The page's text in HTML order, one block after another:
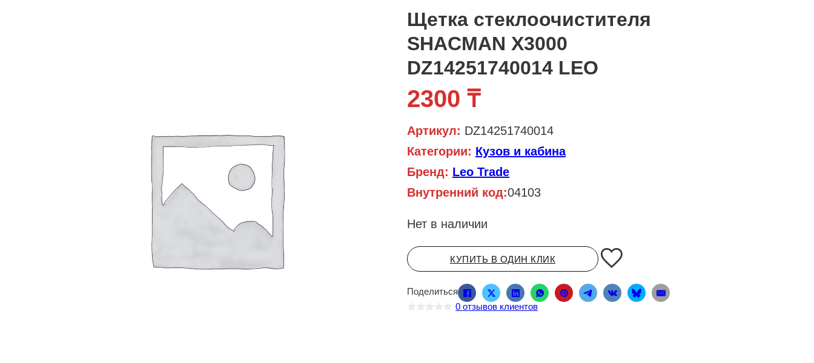
Щетка стеклоочистителя
SHACMAN X3000
DZ14251740014 LEO
2300 ₸
Артикул: DZ14251740014
Категории: Кузов и кабина
Бренд: Leo Trade
Внутренний код:04103
Нет в наличии
КУПИТЬ В ОДИН КЛИК
Поделиться
0 отзывов клиентов